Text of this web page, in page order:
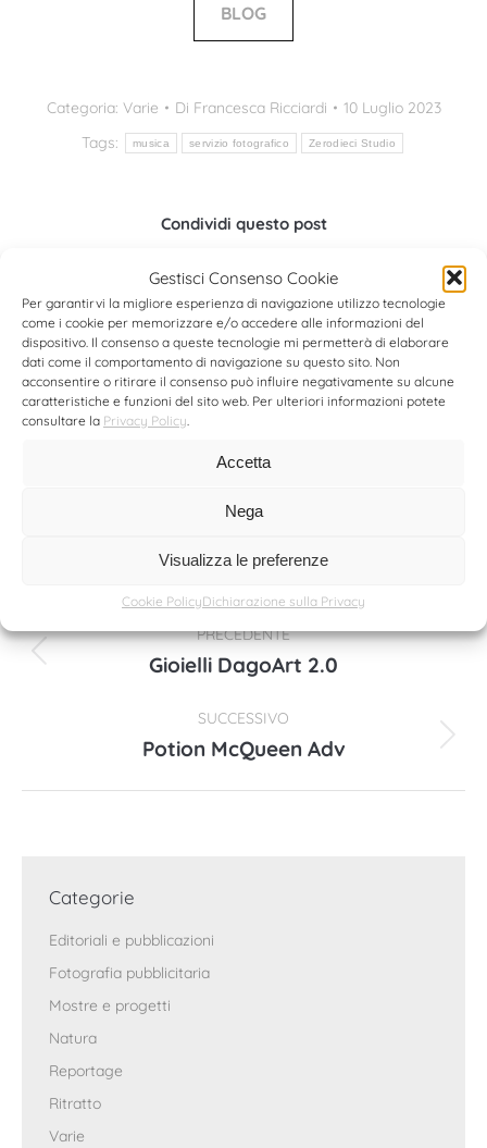
Gestisci Consenso Cookie
Per garantirvi la migliore esperienza di navigazione utilizzo tecnologie
come i cookie per memorizzare e/o accedere alle informazioni del
dispositivo. Il consenso a queste tecnologie mi permetterà di elaborare
dati come il comportamento di navigazione su questo sito. Non
acconsentire o ritirare il consenso può influire negativamente su alcune
caratteristiche e funzioni del sito web. Per ulteriori informazioni potete
consultare la Privacy Policy
Accetta
Nega
Visualizza le preferenze
Cookie PolicyDichiarazione sulla Privacy
BLOG
Categoria: Varie Di Francesca Ricciardi
10 Luglio 2023
Tags:
musica servizio fotografico Zerodieci Studio
Condividi questo post
Condividi
su
Facebook
Condividi
su
X
Condividi
su
Pinterest
Autore:Francesca Ricciardi
http://francescaricciardi.it
Naviga
tra
PRECEDENTE
Post
Gioielli DagoArt 2.0
SUCCESSIVO
Prossimo
Potion McQueen Adv
Categorie
Editoriali e pubblicazioni
Fotografia pubblicitaria
Mostre e progetti
Natura
Reportage
Ritratto
Varie